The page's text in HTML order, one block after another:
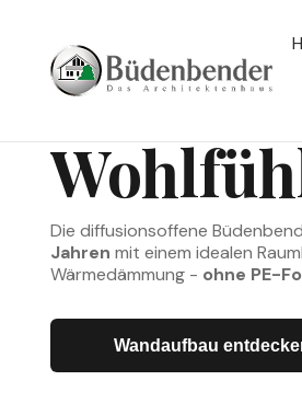
ATMO-TEC® ·
Die
Die diffusionsoffene
Jahren mit einem idealen
Wärmedämmung - ohne PE-
Wandaufbau